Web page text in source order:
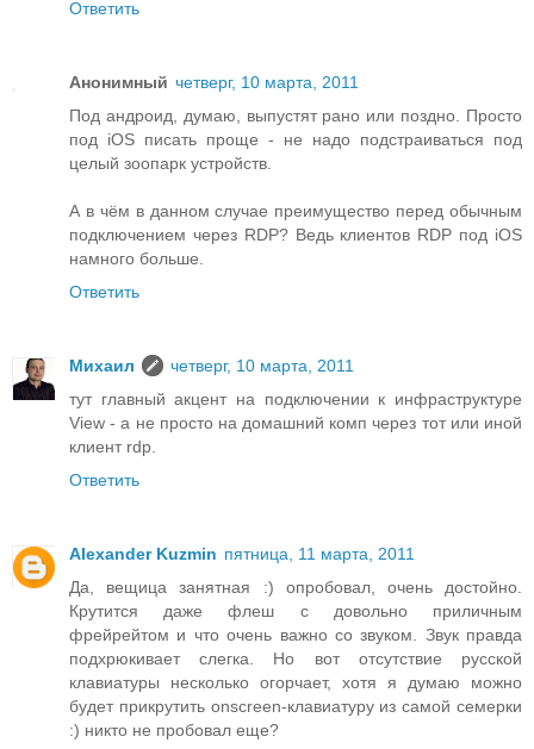
Ответить
Анонимный четверг, 10 марта, 2011
Под андроид, думаю, выпустят рано или поздно. Просто
под iOS писать проще - не надо подстраиваться под
целый зоопарк устройств.
А в чём в данном случае преимущество перед обычным
подключением через RDP? Ведь клиентов RDP под iOS
намного больше.
Ответить
Михаил
четверг, 10 марта, 2011
тут главный акцент на подключении к инфраструктуре
View - а не просто на домашний комп через тот или иной
клиент rdp.
Ответить
Alexander Kuzmin пятница, 11 марта, 2011
Да, вещица занятная :) опробовал, очень достойно.
Крутится даже флеш с довольно приличным
фрейрейтом и что очень важно со звуком. Звук правда
подхрюкивает слегка. Но вот отсутствие русской
клавиатуры несколько огорчает, хотя я думаю можно
будет прикрутить onscreen-клавиатуру из самой семерки
:) никто не пробовал еще?